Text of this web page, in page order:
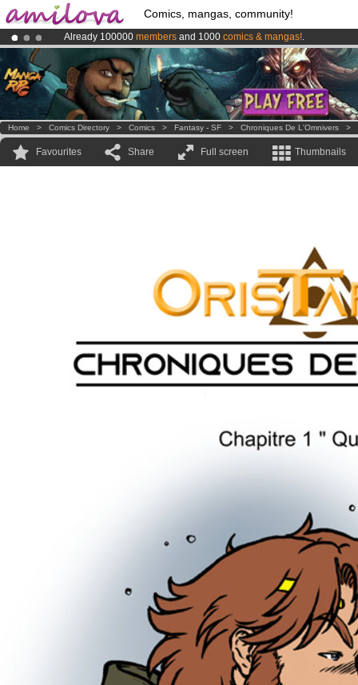
Comics, mangas, community!
Already 100000 members and 1000 comics & mangas!.
Premium membership from3.95 eurosper month !Get membership
AmilovaKickstarter is now LIVE!.
Home > Comics Directory > Comics > Fantasy - SF > Chroniques De L'Omnivers >
Favourites Share Full screen Thumbnails